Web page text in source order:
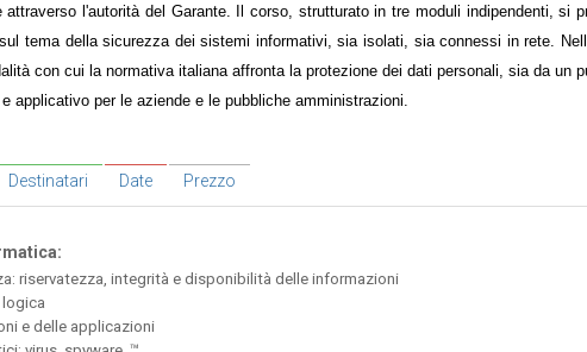
attraverso l'autorità del Garante. Il corso, strutturato in tre moduli indipendenti, si
tema della sicurezza dei sistemi informativi, sia isolati, sia connessi in rete.
con cui la normativa italiana affronta la protezione dei dati personali, sia da un
applicativo per le aziende e le pubbliche amministrazioni.
Destinatari Date Prezzo
riservatezza, integrità e disponibilità delle informazioni
e delle applicazioni